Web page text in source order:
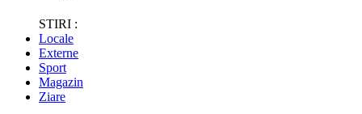
STIRI :
Locale
Externe
Sport
Magazin
Ziare